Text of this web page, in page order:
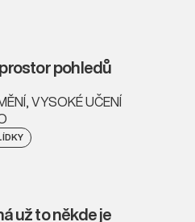
pohledů
VYSOKÉ UČENÍ
už to někde je